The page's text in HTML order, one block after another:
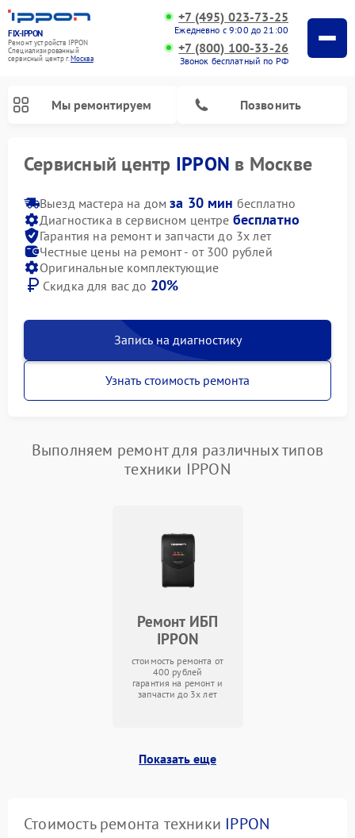
FIX-IPPON
Ремонт устройств IPPON
Специализированный
cервисный центр г.Москва
+7 (495) 023-73-25
Ежедневно с 9:00 до 21:00
+7 (800) 100-33-26
Звонок бесплатный по РФ
Мы ремонтируем Позвонить
Сервисный центр IPPON в Москве
Выезд мастера на домза 30 мин бесплатно
Диагностика в сервисном центре бесплатно
Гарантия на ремонт и запчасти до 3х лет
Честные цены на ремонт - от 300 рублей
Оригинальные комплектующие
Скидка для вас до 20%
Запись на диагностику
Узнать стоимость ремонта
Выполняем ремонт для различных типов
техники IPPON
Ремонт ИБП
IPPON
стоимость ремонта от
400 рублей
гарантия на ремонт и
запчасти до 3х лет
Показать еще
Стоимость ремонта техники IPPON